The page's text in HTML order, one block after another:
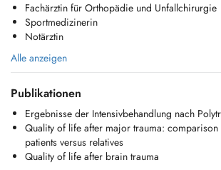
Fachärztin für Orthopädie und Unfallchirurgie
Sportmedizinerin
Notärztin
Alle anzeigen
Publikationen
Ergebnisse der Intensivbehandlung nach
Quality of life after major trauma:
patients versus relatives
Quality of life after brain trauma